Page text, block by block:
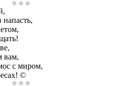
напасть,
вам,
с миром,
©